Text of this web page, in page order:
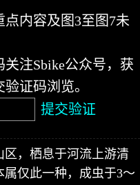
点内容及图3至图7未
注Sbike公众号，获
证码浏览。
提交验证
，栖息于河流上游清
属仅此一种，成虫于3～